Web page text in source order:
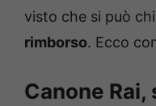
visto che si può
rimborso. Ecco
Canone